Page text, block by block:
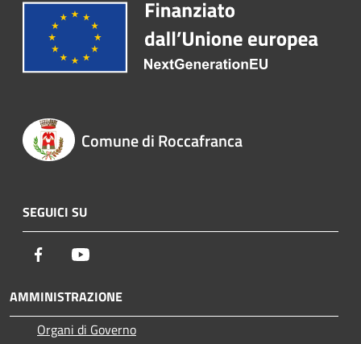
Comune di Roccafranca
SEGUICI SU
Facebook
AMMINISTRAZIONE
Organi di Governo